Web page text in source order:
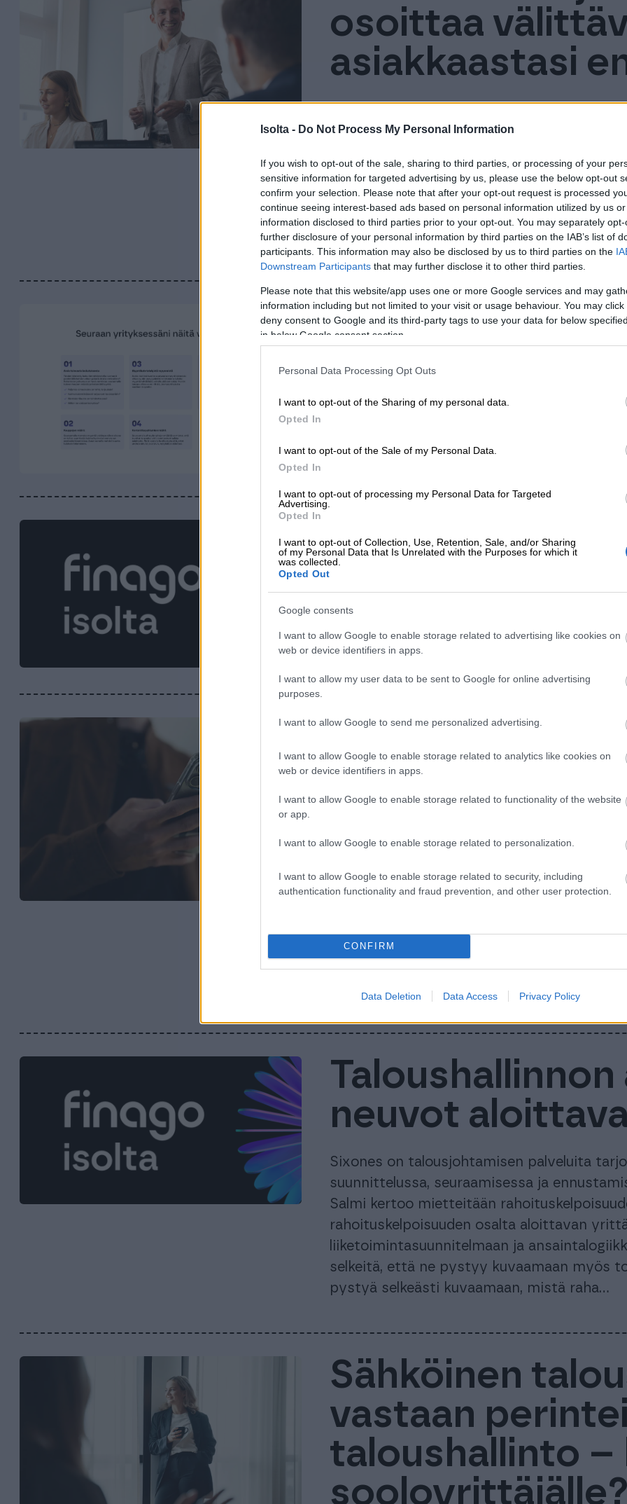
Isolta - Do Not Process My Personal Information
If you wish to opt-out of the sale, sharing to third parties, or processing of your
sensitive information for targeted advertising by us, please use the below opt-out
confirm your selection. Please note that after your opt-out request is processed
continue seeing interest-based ads based on personal information utilized by us
information disclosed to third parties prior to your opt-out. You may separately
further disclosure of your personal information by third parties on the IAB’s list of
participants. This information may also be disclosed by us to third parties on the
Downstream Participants that may further disclose it to other third parties.
Please note that this website/app uses one or more Google services and may
information including but not limited to your visit or usage behaviour. You may
deny consent to Google and its third-party tags to use your data for below
in below Google consent section.
Personal Data Processing Opt Outs
I want to opt-out of the Sharing of my personal data.
Opted In
I want to opt-out of the Sale of my Personal Data.
Opted In
I want to opt-out of processing my Personal Data for Targeted
Advertising.
Opted In
I want to opt-out of Collection, Use, Retention, Sale, and/or Sharing
of my Personal Data that Is Unrelated with the Purposes for which it
was collected.
Opted Out
Google consents
I want to allow Google to enable storage related to advertising like cookies on
web or device identifiers in apps.
I want to allow my user data to be sent to Google for online advertising
purposes.
I want to allow Google to send me personalized advertising.
I want to allow Google to enable storage related to analytics like cookies on
web or device identifiers in apps.
I want to allow Google to enable storage related to functionality of the website
or app.
I want to allow Google to enable storage related to personalization.
I want to allow Google to enable storage related to security, including
authentication functionality and fraud prevention, and other user protection.
CONFIRM
Data Deletion Data Access Privacy Policy
osoittaa
asiakkaastasi
Teimme kyselytutkimuksen asiakkaillemme
kirjanpitoon ja taloushallintoon.
välisestä suhteesta ryppyjä. Tutkimme
kokoamisessa ja sen välittämisessä
kysymyksiä osapuolilla on toisilleen.
yrittäjän välistä yhteistyötä – tähän
saimmekin yli 200. Suurin osa…
Kirjanpito
Jokaisella yrittäjällä on vastuuna ja
Taloushallinto
Yrityksen taloushallinto muodostuu
kuin ilmaa, jota yrittäjä hengittää tai
sataa kun myynti toimii. Myyntisaatavan
ostoistasi velkaa.
Aloittavan
artikkelisarja
Taloushallinto
Aloittavien yrittäjien kokemuksia
tutustutaan taloushallinnon arkeen.
taloushallintoon kuuluu. Tarkastellaan
tärkeänä ja mistä taloushallinnon rutiinit
monia tärkeitä tehtäviä; laskutus,
palkanlaskenta, työnantaja- ja
Taloushallinnon tehtävät vaihtelevat eri
neuvot
Sixones on talousjohtamisen palveluita
suunnittelussa, seuraamisessa ja
Salmi kertoo mietteitään
rahoituskelpoisuuden osalta aloittavan
liiketoimintasuunnitelmaan ja
selkeitä, että ne pystyy kuvaamaan myös
pystyä selkeästi kuvaamaan, mistä raha…
Sähköinen
vastaan
taloushallinto –
sooloyrittäjälle?